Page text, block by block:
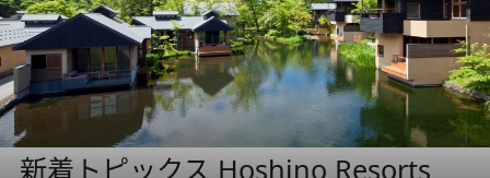
新着トピックス Hoshino Resorts